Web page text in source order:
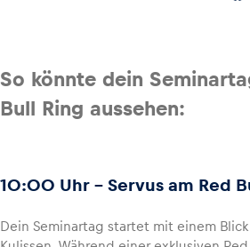
Fahrzeug
So könnte dein
Bull Ring aussehen:
10:00 Uhr - Servus am Red
Dein Seminartag startet mit einem